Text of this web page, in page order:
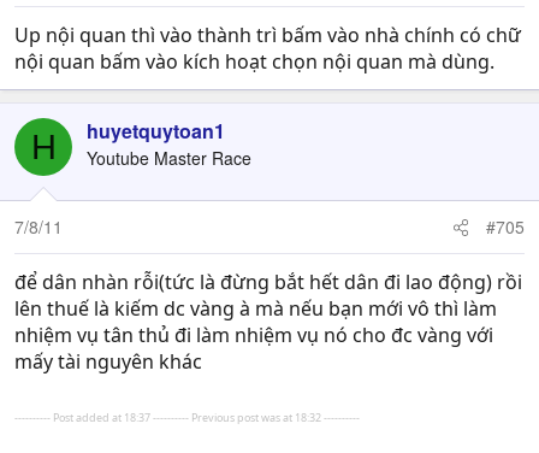
Up nội quan thì vào thành trì bấm vào nhà chính có chữ
nội quan bấm vào kích hoạt chọn nội quan mà dùng.
H huyetquytoan1
Youtube Master Race
7/8/11 #705
để dân nhàn rỗi(tức là đừng bắt hết dân đi lao động) rồi
lên thuế là kiếm dc vàng à mà nếu bạn mới vô thì làm
nhiệm vụ tân thủ đi làm nhiệm vụ nó cho đc vàng với
mấy tài nguyên khác
---------- Post added at 18:37 ---------- Previous post was at 18:32 ----------